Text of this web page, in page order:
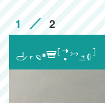
1 2
